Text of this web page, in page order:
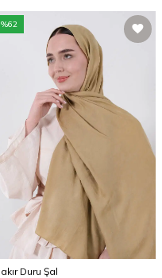
%62
Duru Şal